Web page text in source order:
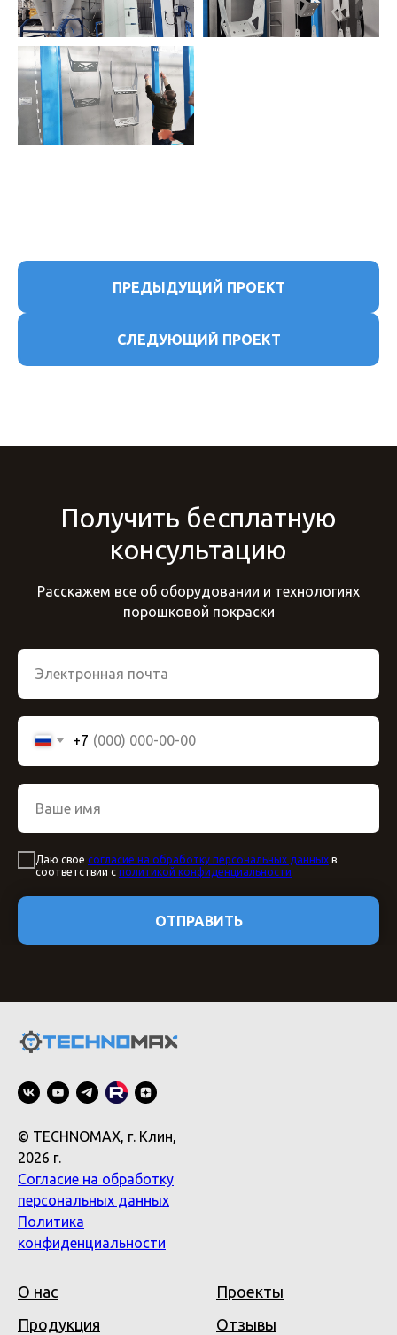
ПРЕДЫДУЩИЙ ПРОЕКТ
СЛЕДУЮЩИЙ ПРОЕКТ
Получить бесплатную
консультацию
Расскажем все об оборудовании и технологиях
порошковой покраски
+7
Даю свое согласие на обработку персональных данных в
соответствии с политикой конфиденциальности
ОТПРАВИТЬ
© TECHNOMAX, г. Клин,
2026 г.
Согласие на обработку
персональных данных
Политика
конфиденциальности
О нас
Продукция
Проекты
Отзывы